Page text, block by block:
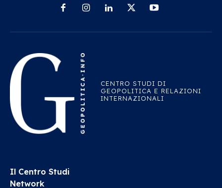
CENTRO STUDI DI
GEOPOLITICA E RELAZIONI
INTERNAZIONALI
Il Centro Studi
Network